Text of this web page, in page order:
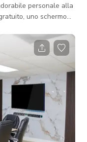
personale alla
uno schermo
è